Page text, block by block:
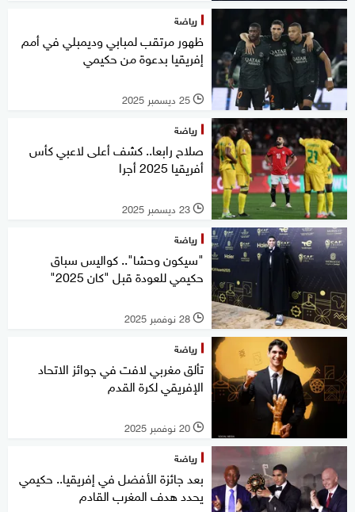
رياضة
ظهور مرتقب لمبابي وديمبلي في أمم
إفريقيا بدعوة من حكيمي
l 25 ديسمبر 2025
رياضة
صلاح رابعا.. كشف أعلى لاعبي كأس
أفريقيا 2025 أجرا
l 23 ديسمبر 2025
رياضة
"سيكون وحشا".. كواليس سباق
حكيمي للعودة قبل "كان 2025"
l 28 نوفمبر 2025
رياضة
تألق مغربي لافت في جوائز الاتحاد
الإفريقي لكرة القدم
l 20 نوفمبر 2025
رياضة
بعد جائزة الأفضل في إفريقيا.. حكيمي
يحدد هدف المغرب القادم